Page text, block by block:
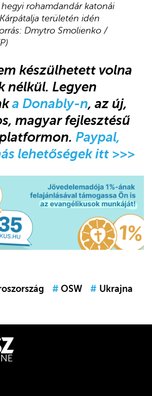
rohamdandár katonái
területén idén
Dmytro Smolienko /
készülhetett volna
nélkül. Legyen
a Donably-n, az új,
magyar fejlesztésű
Paypal,
lehetőségek itt >>>
# OSW # Ukrajna